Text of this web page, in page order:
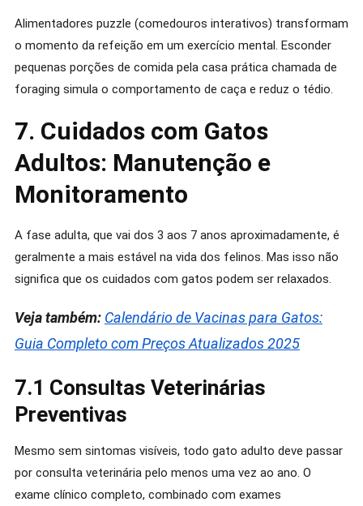
Alimentadores puzzle (comedouros interativos) transformam
o momento da refeição em um exercício mental. Esconder
pequenas porções de comida pela casa prática chamada de
foraging simula o comportamento de caça e reduz o tédio.
7. Cuidados com Gatos
Adultos: Manutenção e
Monitoramento
A fase adulta, que vai dos 3 aos 7 anos aproximadamente, é
geralmente a mais estável na vida dos felinos. Mas isso não
significa que os cuidados com gatos podem ser relaxados.
Veja também: Calendário de Vacinas para Gatos:
Guia Completo com Preços Atualizados 2025
7.1 Consultas Veterinárias
Preventivas
Mesmo sem sintomas visíveis, todo gato adulto deve passar
por consulta veterinária pelo menos uma vez ao ano. O
exame clínico completo, combinado com exames